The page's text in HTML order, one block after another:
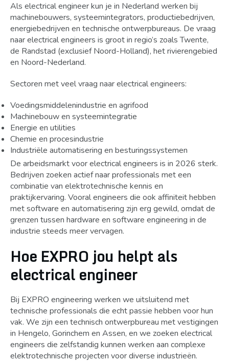
Als electrical engineer kun je in Nederland werken bij
machinebouwers, systeemintegrators, productiebedrijven,
energiebedrijven en technische ontwerpbureaus. De vraag
naar electrical engineers is groot in regio’s zoals Twente,
de Randstad (exclusief Noord-Holland), het rivierengebied
en Noord-Nederland.
Sectoren met veel vraag naar electrical engineers:
Voedingsmiddelenindustrie en agrifood
Machinebouw en systeemintegratie
Energie en utilities
Chemie en procesindustrie
Industriële automatisering en besturingssystemen
De arbeidsmarkt voor electrical engineers is in 2026 sterk.
Bedrijven zoeken actief naar professionals met een
combinatie van elektrotechnische kennis en
praktijkervaring. Vooral engineers die ook affiniteit hebben
met software en automatisering zijn erg gewild, omdat de
grenzen tussen hardware en software engineering in de
industrie steeds meer vervagen.
Hoe EXPRO jou helpt als
electrical engineer
Bij EXPRO engineering werken we uitsluitend met
technische professionals die echt passie hebben voor hun
vak. We zijn een technisch ontwerpbureau met vestigingen
in Hengelo, Gorinchem en Assen, en we zoeken electrical
engineers die zelfstandig kunnen werken aan complexe
elektrotechnische projecten voor diverse industrieën.